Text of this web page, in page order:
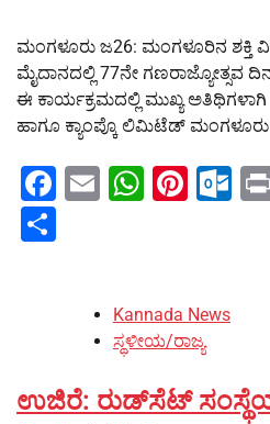
ಮಂಗಳೂರು ಜ26: ಮಂಗಳೂರಿನ ಶಕ್ತಿ
ಮೈದಾನದಲ್ಲಿ 77ನೇ ಗಣರಾಜ್ಯೋತ್ಸವ
ಈ ಕಾರ್ಯಕ್ರಮದಲ್ಲಿ ಮುಖ್ಯ
ಹಾಗೂ ಕ್ಯಾಂಪ್ಕೊ ಲಿಮಿಟೆಡ್
Facebook
Email
Kannada News
ಸ್ಥಳೀಯ/ರಾಜ್ಯ
ಉಜಿರೆ: ರುಡ್‌ಸೆಟ್